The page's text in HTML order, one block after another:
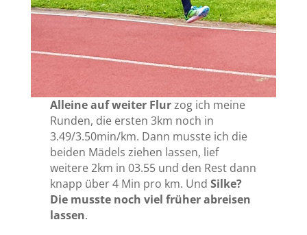
Alleine auf weiter Flurzog ich meine
Runden, die ersten 3km noch in
3.49/3.50min/km. Dann musste ich die
beiden Mädels ziehen lassen, lief
weitere 2km in 03.55 und den Rest dann
knapp über 4 Min pro km. UndSilke?
Die musste noch viel früher abreisen
lassen.